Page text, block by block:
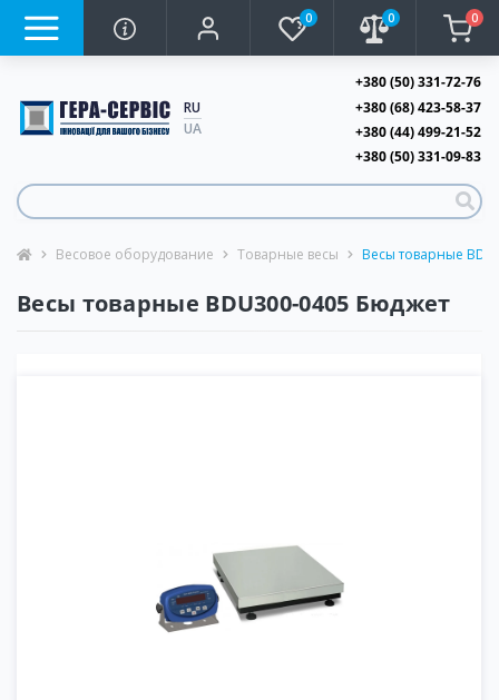
0 0 0
RU
UA
+380 (50) 331-72-76
+380 (68) 423-58-37
+380 (44) 499-21-52
+380 (50) 331-09-83
Весовое оборудование Товарные весы Весы товарные
Весы товарные BDU300-0405 Бюджет